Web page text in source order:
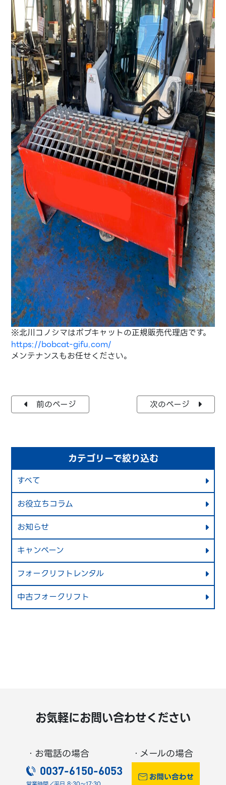
※北川コノシマはボブキャットの正規販売代理店です。
https://bobcat-gifu.com/
メンテナンスもお任せください。
前のページ 次のページ
カテゴリーで絞り込む
すべて
お役立ちコラム
お知らせ
キャンペーン
フォークリフトレンタル
中古フォークリフト
お気軽にお問い合わせください
・お電話の場合
0037-6150-6053
・メールの場合